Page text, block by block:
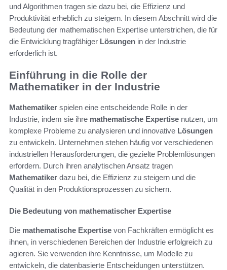
und Algorithmen tragen sie dazu bei, die Effizienz und
Produktivität erheblich zu steigern. In diesem Abschnitt wird die
Bedeutung der mathematischen Expertise unterstrichen, die für
die Entwicklung tragfähiger Lösungen in der Industrie
erforderlich ist.
Einführung in die Rolle der
Mathematiker in der Industrie
Mathematiker spielen eine entscheidende Rolle in der
Industrie, indem sie ihre mathematische Expertise nutzen, um
komplexe Probleme zu analysieren und innovative Lösungen
zu entwickeln. Unternehmen stehen häufig vor verschiedenen
industriellen Herausforderungen, die gezielte Problemlösungen
erfordern. Durch ihren analytischen Ansatz tragen
Mathematiker dazu bei, die Effizienz zu steigern und die
Qualität in den Produktionsprozessen zu sichern.
Die Bedeutung von mathematischer Expertise
Die mathematische Expertise von Fachkräften ermöglicht es
ihnen, in verschiedenen Bereichen der Industrie erfolgreich zu
agieren. Sie verwenden ihre Kenntnisse, um Modelle zu
entwickeln, die datenbasierte Entscheidungen unterstützen.